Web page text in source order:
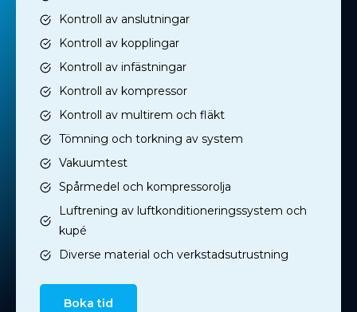
Kontroll av anslutningar
Kontroll av kopplingar
Kontroll av infästningar
Kontroll av kompressor
Kontroll av multirem och fläkt
Tömning och torkning av system
Vakuumtest
Spårmedel och kompressorolja
Luftrening av luftkonditioneringssystem och
kupé
Diverse material och verkstadsutrustning
Boka tid